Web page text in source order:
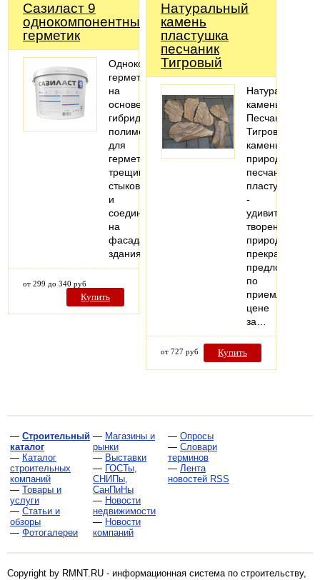
Сазиласт 9
однокомпонентный
герметик
Однокомпонентный
герметик
на
основе
гибридного
полимера,
для
герметизация
трещин,
стыков
и
соединений
на
фасадах
здания.
от 299 до 340 руб
Купить
Натуральный
камень
пластушка
песчаник
Тигровый
Натуральный
камень
Песчаник
Тигровый,
камень
природный
песчаник
пластушка
-
удивительное
творение
природы,
прекрасное
предложение
по
приемлемой
цене
за…
от 727 руб Купить
— Строительный
каталог
— Каталог
строительных
компаний
— Товары и
услуги
— Статьи и
обзоры
— Фотогалереи
— Магазины и
рынки
— Выставки
— ГОСТы,
СНИПы,
СанПиНы
— Новости
недвижимости
— Новости
компаний
— Опросы
— Словари
терминов
— Лента
новостей RSS
Copyright by RMNT.RU - информационная система по строительству,